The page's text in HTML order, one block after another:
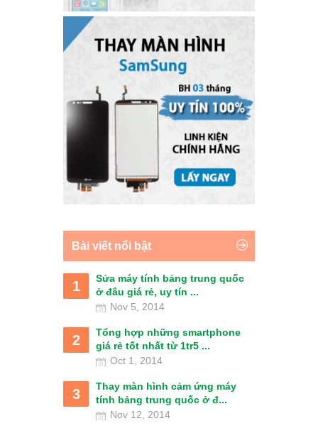
Bài viết nổi bật
1
Sửa máy tính bảng trung quốc
ở đâu giá rẻ, uy tín ...
Nov 5, 2014
2
Tổng hợp những smartphone
giá rẻ tốt nhất từ 1tr5 ...
Oct 1, 2014
3
Thay màn hình cảm ứng máy
tính bảng trung quốc ở đ...
Nov 12, 2014